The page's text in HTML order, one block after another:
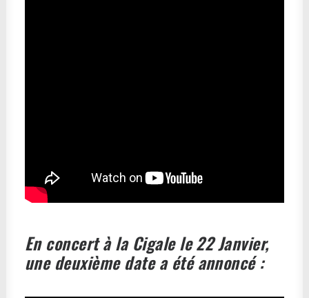
En concert à la Cigale le 22 Janvier,
une deuxième date a été annoncé :